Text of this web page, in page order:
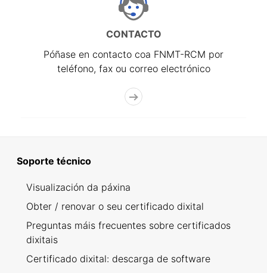
CONTACTO
Póñase en contacto coa FNMT-RCM por
teléfono, fax ou correo electrónico
Soporte técnico
Visualización da páxina
Obter / renovar o seu certificado dixital
Preguntas máis frecuentes sobre certificados
dixitais
Certificado dixital: descarga de software